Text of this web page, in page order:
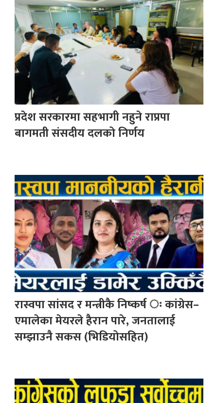
प्रदेश सरकारमा सहभागी नहुने राप्रपा
बागमती संसदीय दलको निर्णय
रास्वपा सांसद र मन्त्रीकै निष्कर्ष ः कांग्रेस–
एमालेका मेयरले हैरान पारे, जनतालाई
सम्झाउनै सकस (भिडियोसहित)